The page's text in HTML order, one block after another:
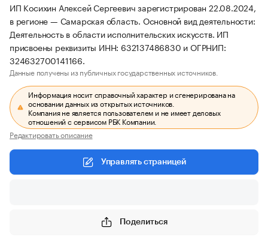
ИП Косихин Алексей Сергеевич зарегистрирован 22.08.2024,
в регионе — Самарская область. Основной вид деятельности:
Деятельность в области исполнительских искусств. ИП
присвоены реквизиты ИНН: 632137486830 и ОГРНИП:
324632700141166.
Данные получены из публичных государственных источников.
Информация носит справочный характер и сгенерирована на
основании данных из открытых источников.
Компания не является пользователем и не имеет деловых
отношений с сервисом РБК Компании.
Редактировать описание
Управлять страницей
Поделиться